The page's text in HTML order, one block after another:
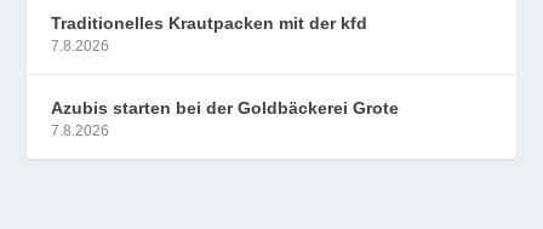
Traditionelles Krautpacken mit der kfd
7.8.2026
Azubis starten bei der Goldbäckerei Grote
7.8.2026